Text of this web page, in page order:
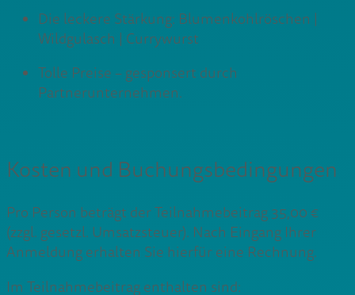
Die leckere Stärkung: Blumenkohlröschen |
Wildgulasch | Currywurst
Tolle Preise – gesponsert durch
Partnerunternehmen.
Kosten und Buchungsbedingungen
Pro Person beträgt der Teilnahmebeitrag 35,00 €
(zzgl. gesetzl. Umsatzsteuer). Nach Eingang Ihrer
Anmeldung erhalten Sie hierfür eine Rechnung.
Im Teilnahmebeitrag enthalten sind: